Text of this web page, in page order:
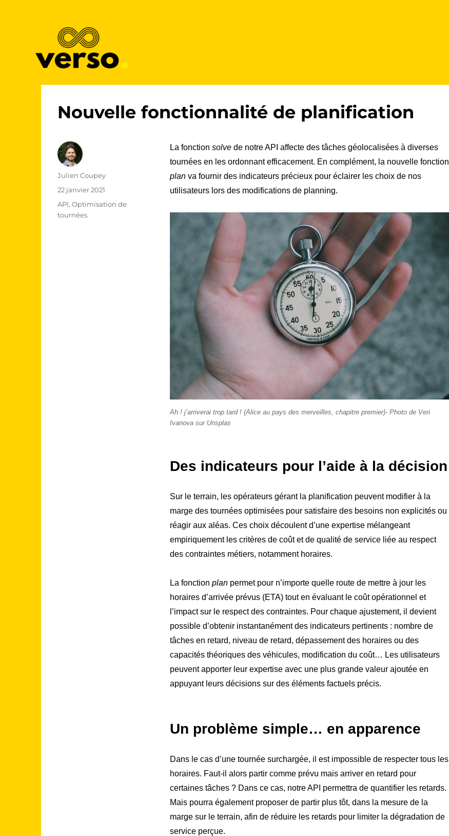
Verso
Nouvelle fonctionnalité de planification
La fonction solvede notre API affecte des tâches géolocalisées à diverses
tournées en les ordonnant efficacement. En complément, la nouvelle fonction
planva fournir des indicateurs précieux pour éclairer les choix de nos
utilisateurs lors des modifications de planning.
Ah ! j’arriverai trop tard ! (Alice au pays des merveilles, chapitre premier)- Photo de Veri
Ivanova sur Unsplas
Des indicateurs pour l’aide à la décision
Sur le terrain, les opérateurs gérant la planification peuvent modifier à la
marge des tournées optimisées pour satisfaire des besoins non explicités ou
réagir aux aléas. Ces choix découlent d’une expertise mélangeant
empiriquement les critères de coût et de qualité de service liée au respect
des contraintes métiers, notamment horaires.
La fonction planpermet pour n’importe quelle route de mettre à jour les
horaires d’arrivée prévus (ETA) tout en évaluant le coût opérationnel et
l’impact sur le respect des contraintes. Pour chaque ajustement, il devient
possible d’obtenir instantanément des indicateurs pertinents : nombre de
tâches en retard, niveau de retard, dépassement des horaires ou des
capacités théoriques des véhicules, modification du coût… Les utilisateurs
peuvent apporter leur expertise avec une plus grande valeur ajoutée en
appuyant leurs décisions sur des éléments factuels précis.
Un problème simple… en apparence
Dans le cas d’une tournée surchargée, il est impossible de respecter tous les
horaires. Faut-il alors partir comme prévu mais arriver en retard pour
certaines tâches ? Dans ce cas, notre API permettra de quantifier les retards.
Mais pourra également proposer de partir plus tôt, dans la mesure de la
marge sur le terrain, afin de réduire les retards pour limiter la dégradation de
service perçue.
Auteur
Julien Coupey
Publié
22 janvier 2021
Catégories
API,Optimisation de
tournées